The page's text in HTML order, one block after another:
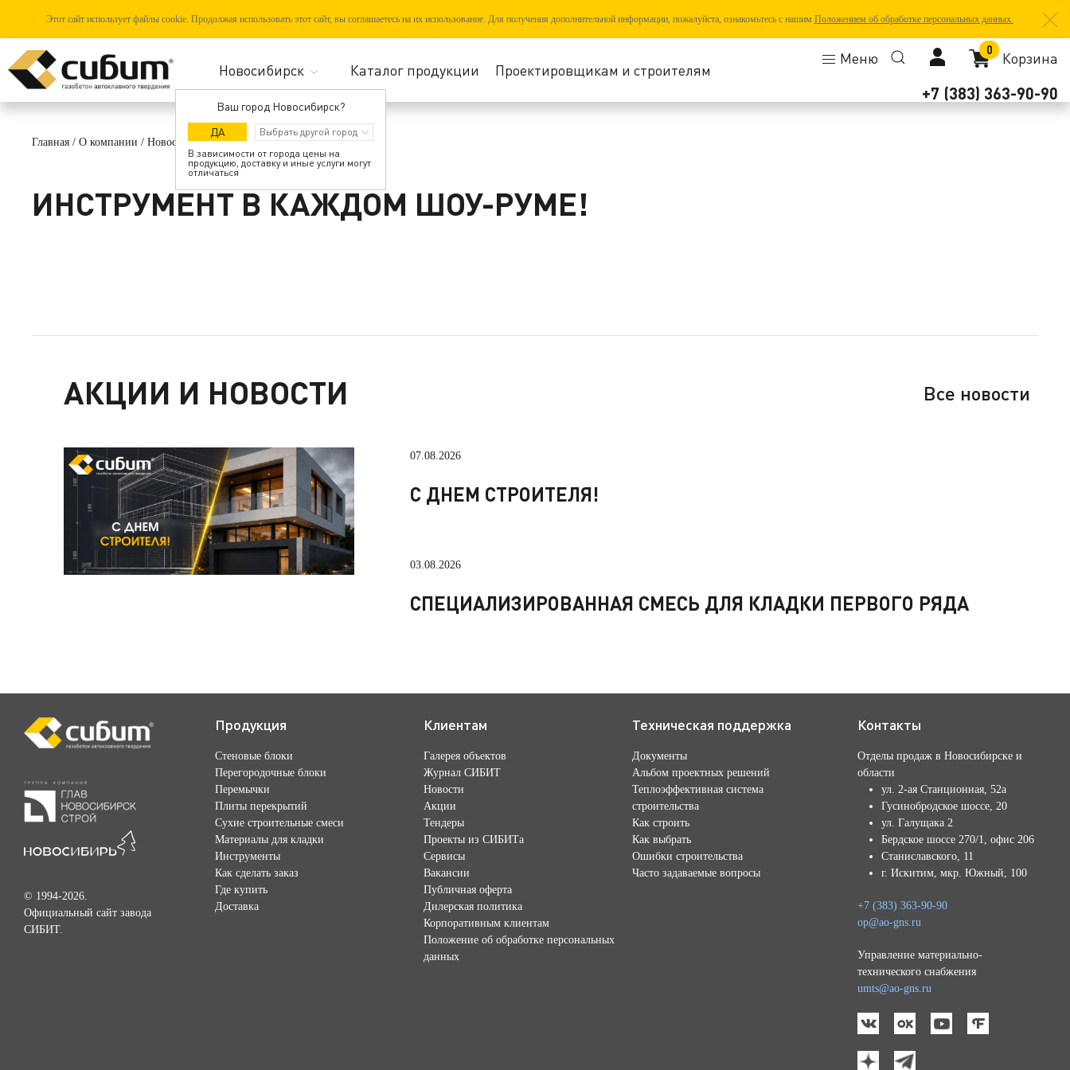
Этот сайт использует файлы cookie. Продолжая использовать этот сайт, вы соглашаетесь на их использование. Для получения дополнительной информации, пожалуйста, ознакомьтесь с нашим Положением об обработке персональных данных.
Ваш город Новосибирск?
ДА
В зависимости от города цены на
продукцию, доставку и иные услуги могут
отличаться
Каталог продукции Проектировщикам и строителям
Меню 0 Корзина
+7 (383) 363-90-90
Главная / О компании / Новости /Инструмент в каждом шоу-руме!
ИНСТРУМЕНТ В КАЖДОМ ШОУ-РУМЕ!
АКЦИИ И НОВОСТИ Все новости
07.08.2026
С ДНЕМ СТРОИТЕЛЯ!
03.08.2026
СПЕЦИАЛИЗИРОВАННАЯ СМЕСЬ ДЛЯ КЛАДКИ ПЕРВОГО РЯДА
© 1994-2026.
Официальный сайт завода
СИБИТ.
Продукция
Стеновые блоки
Перегородочные блоки
Перемычки
Плиты перекрытий
Сухие строительные смеси
Материалы для кладки
Инструменты
Как сделать заказ
Где купить
Доставка
Клиентам
Галерея объектов
Журнал СИБИТ
Новости
Акции
Тендеры
Проекты из СИБИТа
Сервисы
Вакансии
Публичная оферта
Дилерская политика
Корпоративным клиентам
Положение об обработке персональных
данных
Техническая поддержка
Документы
Альбом проектных решений
Теплоэффективная система
строительства
Как строить
Как выбрать
Ошибки строительства
Часто задаваемые вопросы
Контакты
Отделы продаж в Новосибирске и
области
ул. 2-ая Станционная, 52а
Гусинобродское шоссе, 20
ул. Галущака 2
Бердское шоссе 270/1, офис 206
Станиславского, 11
г. Искитим, мкр. Южный, 100
+7 (383) 363-90-90
op@ao-gns.ru
Управление материально-
технического снабжения
umts@ao-gns.ru